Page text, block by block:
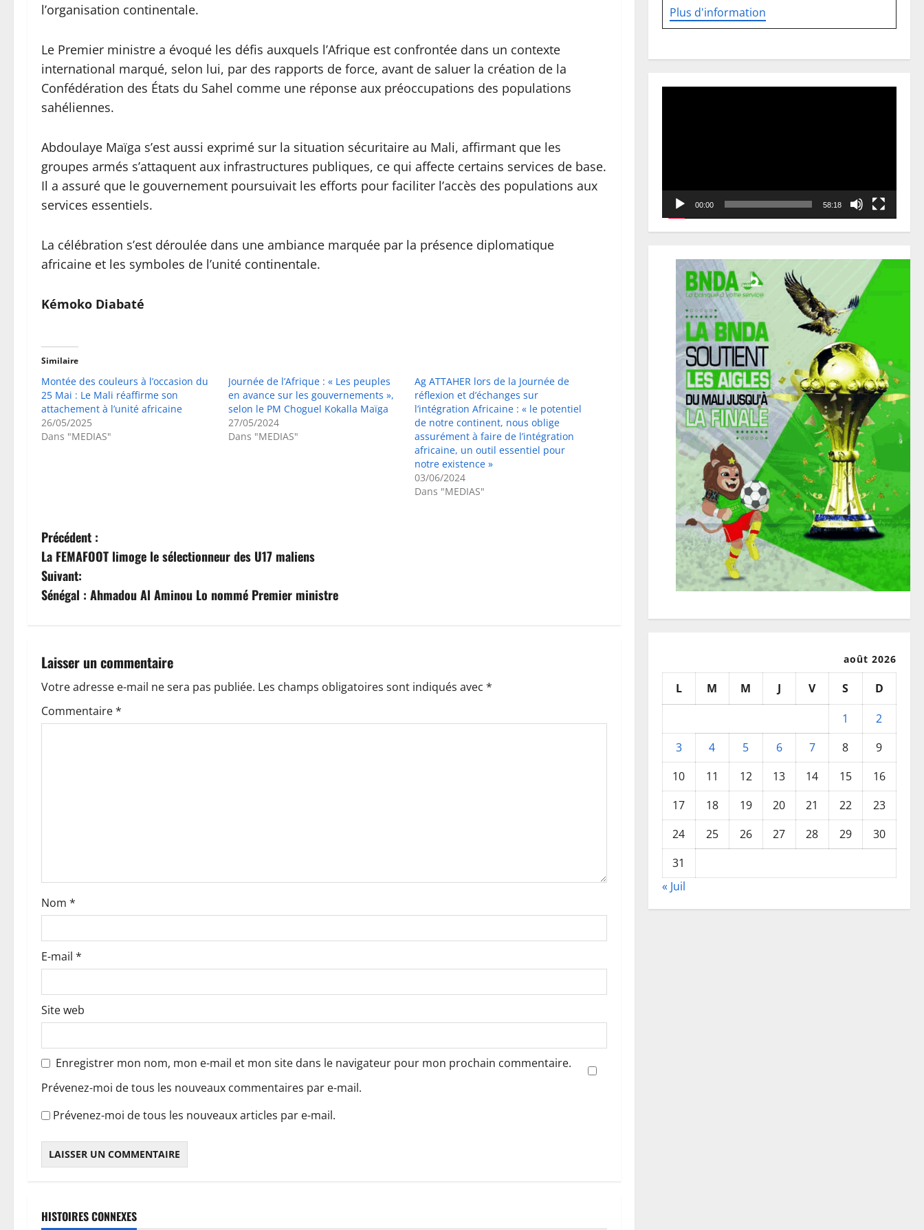
l’organisation continentale.
Le Premier ministre a évoqué les défis auxquels l’Afrique est confrontée dans un contexte
international marqué, selon lui, par des rapports de force, avant de saluer la création de la
Confédération des États du Sahel comme une réponse aux préoccupations des populations
sahéliennes.
Abdoulaye Maïga s’est aussi exprimé sur la situation sécuritaire au Mali, affirmant que les
groupes armés s’attaquent aux infrastructures publiques, ce qui affecte certains services de base.
Il a assuré que le gouvernement poursuivait les efforts pour faciliter l’accès des populations aux
services essentiels.
La célébration s’est déroulée dans une ambiance marquée par la présence diplomatique
africaine et les symboles de l’unité continentale.
Kémoko Diabaté
Similaire
Montée des couleurs à l’occasion du
25 Mai : Le Mali réaffirme son
attachement à l’unité africaine
26/05/2025
Dans "MEDIAS"
Journée de l’Afrique : « Les peuples
en avance sur les gouvernements »,
selon le PM Choguel Kokalla Maïga
27/05/2024
Dans "MEDIAS"
Ag ATTAHER lors de la Journée de
réflexion et d’échanges sur
l’intégration Africaine : « le potentiel
de notre continent, nous oblige
assurément à faire de l’intégration
africaine, un outil essentiel pour
notre existence »
03/06/2024
Dans "MEDIAS"
N
a
v
g
a
t
a
r
t
i
c
l
e
Précédent :
La FEMAFOOT limoge le sélectionneur des U17 maliens
Suivant:
Sénégal : Ahmadou Al Aminou Lo nommé Premier ministre
Laisser un commentaire
Votre adresse e-mail ne sera pas publiée. Les champs obligatoires sont indiqués avec *
Commentaire*
Nom *
E-mail *
Site web
Enregistrer mon nom, mon e-mail et mon site dans le navigateur pour mon prochain commentaire.
Prévenez-moi de tous les nouveaux commentaires par e-mail.
Prévenez-moi de tous les nouveaux articles par e-mail.
HISTOIRES CONNEXES
Plus d'information
00:00 58:18
août 2026
L M M J V S
D
1
2
3
4 5 6 7 8
9
10
11 12 13 14 15
16
17
18 19 20 21 22
23
24
25 26 27 28 29
30
31
« Juil